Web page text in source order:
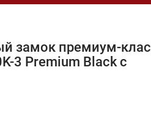
замок премиум-
3 Premium Black с